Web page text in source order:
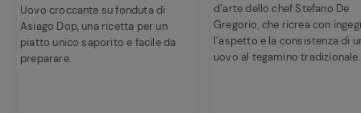
Uovo croccante su fonduta di
Asiago Dop, una ricetta per un
piatto unico saporito e facile da
preparare.
d’arte dello chef Stefano De
Gregorio, che ricrea con
l’aspetto e la consistenza di
uovo al tegamino tradizionale.